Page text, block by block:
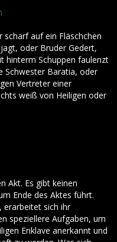
scharf auf ein Fläschchen
oder Bruder Gedert,
hinterm Schuppen faulenzt
Schwester Baratia, oder
Vertreter einer
weiß von Heiligen oder
Akt. Es gibt keinen
Ende des Aktes führt.
erarbeitet sich ihr
speziellere Aufgaben, um
Enklave anerkannt und